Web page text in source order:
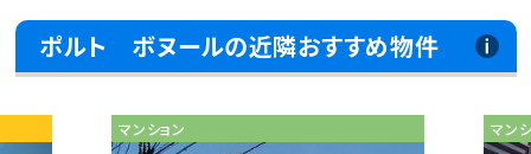
ポルト ボヌールの近隣おすすめ物件
マンション マン